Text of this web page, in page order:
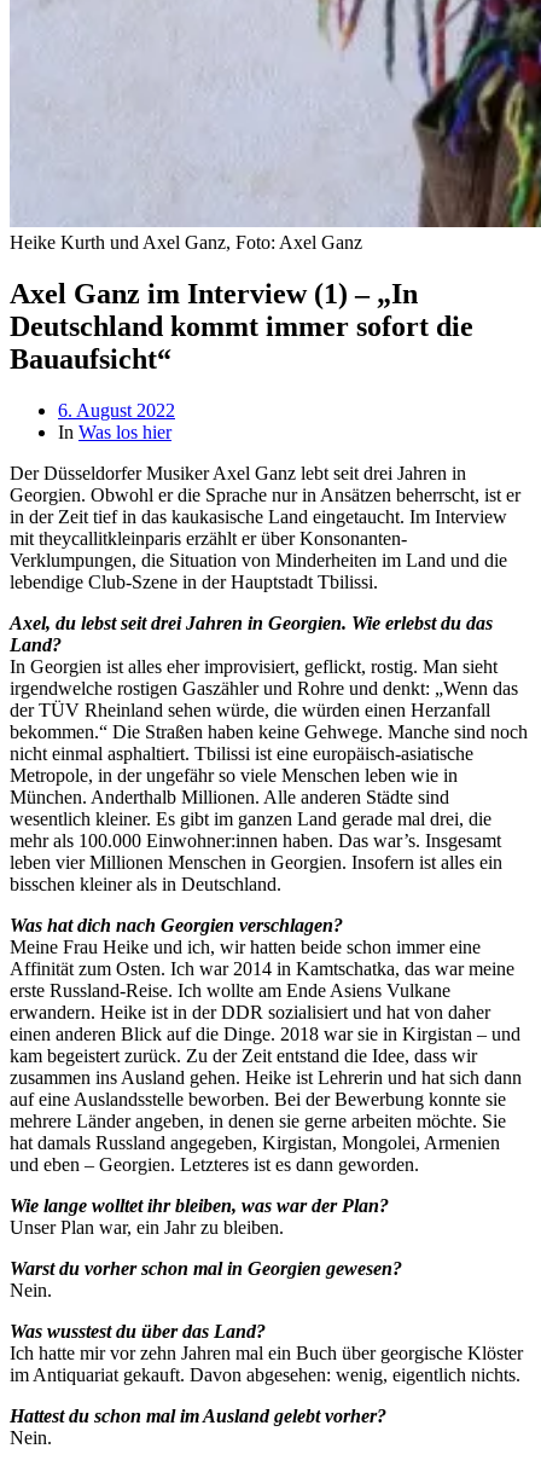
Heike Kurth und Axel Ganz, Foto: Axel Ganz
Axel Ganz im Interview (1) – „In
Deutschland kommt immer sofort die
Bauaufsicht“
Beitragsdatum
6. August 2022
In Was los hier
Der Düsseldorfer Musiker Axel Ganz lebt seit drei Jahren in
Georgien. Obwohl er die Sprache nur in Ansätzen beherrscht, ist er
in der Zeit tief in das kaukasische Land eingetaucht. Im Interview
mit theycallitkleinparis erzählt er über Konsonanten-
Verklumpungen, die Situation von Minderheiten im Land und die
lebendige Club-Szene in der Hauptstadt Tbilissi.
Axel, du lebst seit drei Jahren in Georgien. Wie erlebst du das
Land?
In Georgien ist alles eher improvisiert, geflickt, rostig. Man sieht
irgendwelche rostigen Gaszähler und Rohre und denkt: „Wenn das
der TÜV Rheinland sehen würde, die würden einen Herzanfall
bekommen.“ Die Straßen haben keine Gehwege. Manche sind noch
nicht einmal asphaltiert. Tbilissi ist eine europäisch-asiatische
Metropole, in der ungefähr so viele Menschen leben wie in
München. Anderthalb Millionen. Alle anderen Städte sind
wesentlich kleiner. Es gibt im ganzen Land gerade mal drei, die
mehr als 100.000 Einwohner:innen haben. Das war’s. Insgesamt
leben vier Millionen Menschen in Georgien. Insofern ist alles ein
bisschen kleiner als in Deutschland.
Was hat dich nach Georgien verschlagen?
Meine Frau Heike und ich, wir hatten beide schon immer eine
Affinität zum Osten. Ich war 2014 in Kamtschatka, das war meine
erste Russland-Reise. Ich wollte am Ende Asiens Vulkane
erwandern. Heike ist in der DDR sozialisiert und hat von daher
einen anderen Blick auf die Dinge. 2018 war sie in Kirgistan – und
kam begeistert zurück. Zu der Zeit entstand die Idee, dass wir
zusammen ins Ausland gehen. Heike ist Lehrerin und hat sich dann
auf eine Auslandsstelle beworben. Bei der Bewerbung konnte sie
mehrere Länder angeben, in denen sie gerne arbeiten möchte. Sie
hat damals Russland angegeben, Kirgistan, Mongolei, Armenien
und eben – Georgien. Letzteres ist es dann geworden.
Wie lange wolltet ihr bleiben, was war der Plan?
Unser Plan war, ein Jahr zu bleiben.
Warst du vorher schon mal in Georgien gewesen?
Nein.
Was wusstest du über das Land?
Ich hatte mir vor zehn Jahren mal ein Buch über georgische Klöster
im Antiquariat gekauft. Davon abgesehen: wenig, eigentlich nichts.
Hattest du schon mal im Ausland gelebt vorher?
Nein.